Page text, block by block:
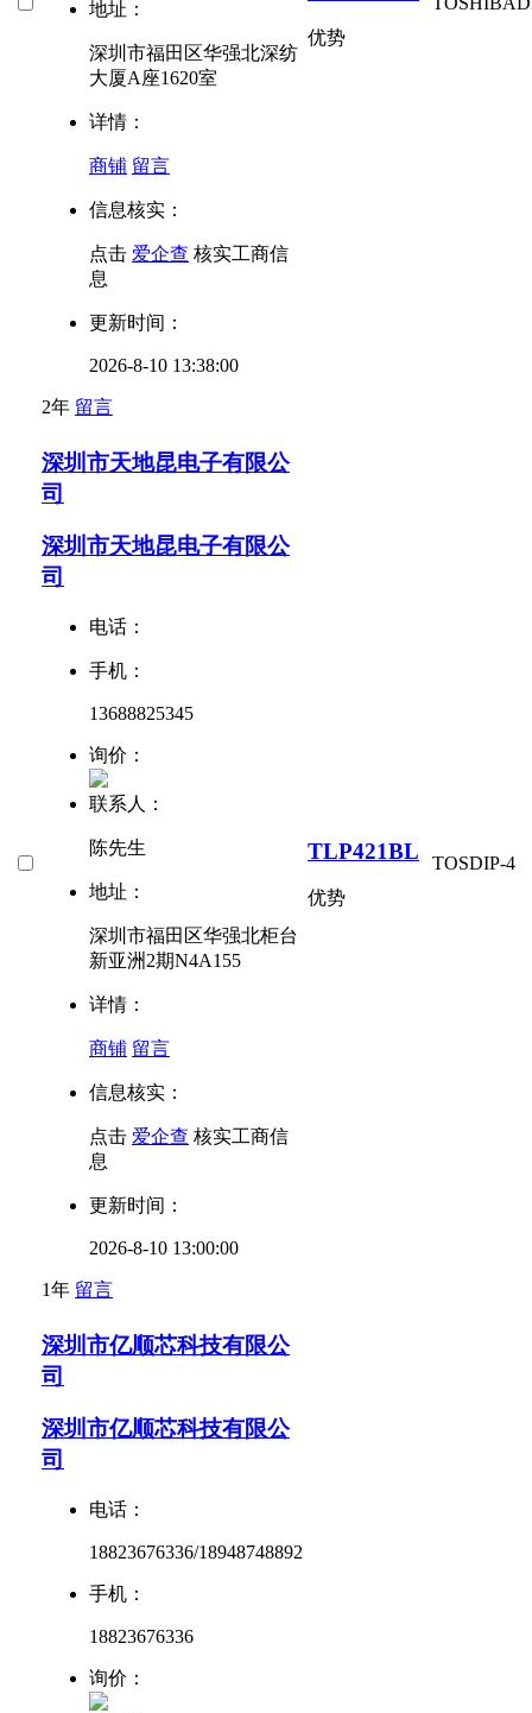
地址：
深圳市福田区华强北深纺
大厦A座1620室
详情：
商铺 留言
信息核实：
点击 爱企查 核实工商信
息
更新时间：
2026-8-10 13:38:00
2年 留言
优势
深圳市天地昆电子有限公
司
深圳市天地昆电子有限公
司
电话：
手机：
13688825345
询价：
联系人：
陈先生
地址：
深圳市福田区华强北柜台
新亚洲2期N4A155
详情：
商铺 留言
信息核实：
点击 爱企查 核实工商信
息
更新时间：
2026-8-10 13:00:00
1年 留言
TLP421BL
优势
TOSDIP-4
深圳市亿顺芯科技有限公
司
深圳市亿顺芯科技有限公
司
电话：
18823676336/18948748892
手机：
18823676336
询价：